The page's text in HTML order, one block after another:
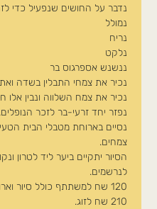
נדבר על החושים שנפעיל כדי
נמולל
נריח
נלקט
ננשנש אספרגוס בר
נכיר את צמחי התבלין בשדה
נכיר את צמח השלווה ונבין אלו
נפזר יחד זרעי-בר לזכר הנופלים.
נסיים בארוחת מטבלי הבית
צמחים.
הסיור יתקיים ביער ליד לטרון
לנרשמים.
120 שח למשתתף כולל סיור וארוחת מתבלים.
210 שח לזוג.